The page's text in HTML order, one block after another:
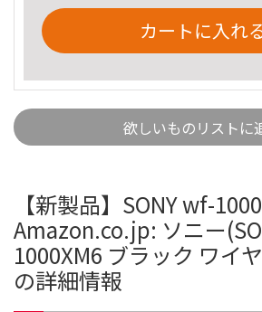
カートに入れ
欲しいものリストに
【新製品】SONY wf-
Amazon.co.jp: ソニー
1000XM6 ブラック ワイ
の詳細情報